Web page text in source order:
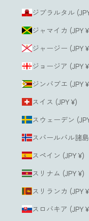
ジブラルタル
ジャマイカ (JPY
ジャージー (JPY
ジョージア (JPY
ジンバブエ (JPY
スイス (JPY ¥)
スウェーデン
スバールバル諸
スペイン (JPY ¥)
スリナム (JPY ¥)
スリランカ (JPY
スロバキア (JPY